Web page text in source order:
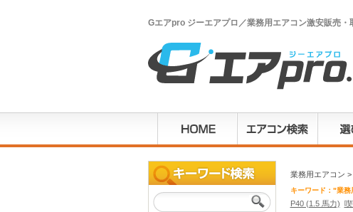
Gエアpro ジーエアプロ／業務用エアコン激安販売
業務用エアコン
キーワード："業務
P40 (1.5 馬力)